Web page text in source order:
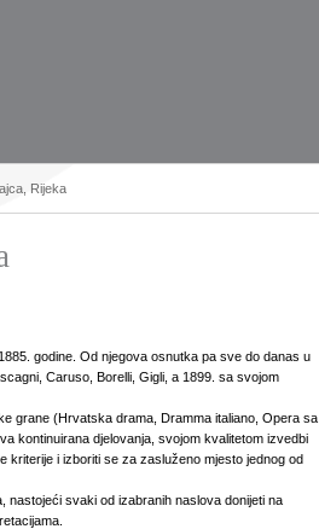
Rijeka
godine. Od njegova osnutka pa sve do danas u
Caruso, Borelli, Gigli, a 1899. sa svojom
grane (Hrvatska drama, Dramma italiano, Opera sa
kontinuirana djelovanja, svojom kvalitetom izvedbi
kriterije i izboriti se za zasluženo mjesto jednog od
nastojeći svaki od izabranih naslova donijeti na